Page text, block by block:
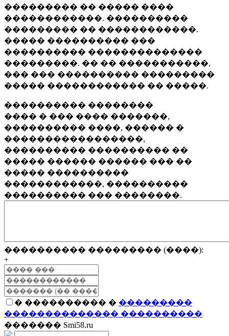
��������� �� ����� ����
������������. ����������
��������� �� ������������.
����� ���������� ���
���������� ��������������
���������. �� �� �����������,
��� ��� ���������� ���������
����� ������������ �� �����.
���������� ��������
���� � ��� ���� �������,
���������� ����, ������ �
�����������������,
���������� ���������� ��
����� ������ ������ ��� ��
����� ����������
������������, ����������
���������� ��� ��������.
���������� ��������� (����):
+
� ���������� � ���������
�������������� ����������
������� Smi58.ru